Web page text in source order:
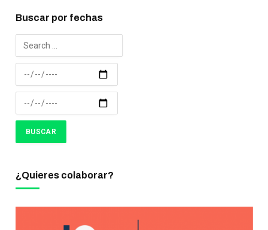
Buscar por fechas
¿Quieres colaborar?